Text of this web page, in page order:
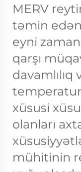
MERV
təmin
eyni
qarşı
davamlılıq
xüsusi
olanları
mühitinin